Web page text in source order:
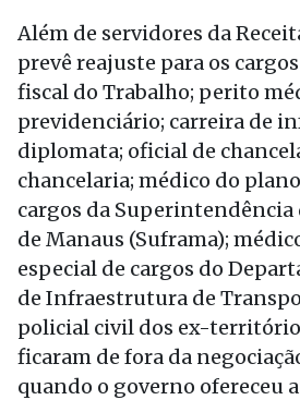
Além de servidores da
prevê reajuste para os
fiscal do Trabalho; perito
previdenciário; carreira de
diplomata; oficial de
chancelaria; médico do
cargos da Superintendência
de Manaus (Suframa);
especial de cargos do
de Infraestrutura de
policial civil dos ex-
ficaram de fora da
quando o governo ofereceu